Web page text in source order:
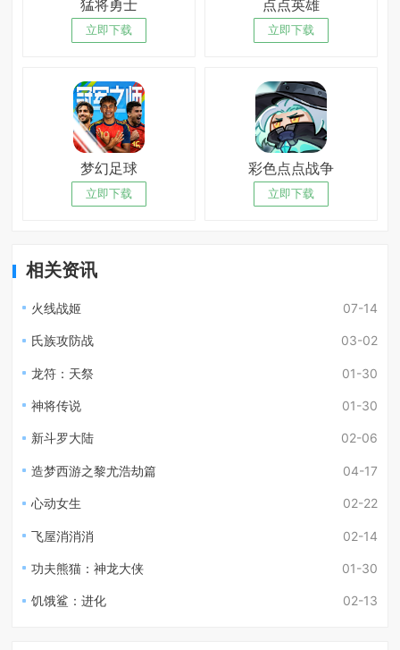
猛将勇士
立即下载
点点英雄
立即下载
梦幻足球
立即下载
彩色点点战争
立即下载
相关资讯
07-14
火线战姬
03-02
氏族攻防战
01-30
龙符：天祭
01-30
神将传说
02-06
新斗罗大陆
04-17
造梦西游之黎尤浩劫篇
02-22
心动女生
02-14
飞屋消消消
01-30
功夫熊猫：神龙大侠
02-13
饥饿鲨：进化